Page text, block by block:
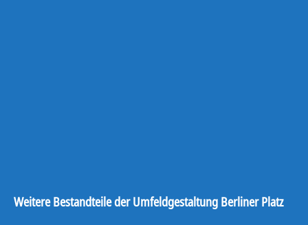
Weitere Bestandteile der Umfeldgestaltung Berliner Platz